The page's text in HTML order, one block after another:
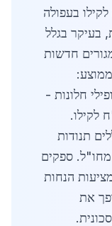
לקילו בעפולה
בעיקר בגלל
חדשות
פרופילי חלונות -
חלקי רכב - 26 ש"ח לקילו.
תנודות
מחו"ל. ספקים
הנחות
מה שהופך את